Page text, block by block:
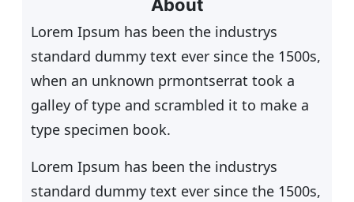
n
About
Lorem Ipsum has been the industrys
standard dummy text ever since the 1500s,
when an unknown prmontserrat took a
galley of type and scrambled it to make a
type specimen book.
Lorem Ipsum has been the industrys
standard dummy text ever since the 1500s,